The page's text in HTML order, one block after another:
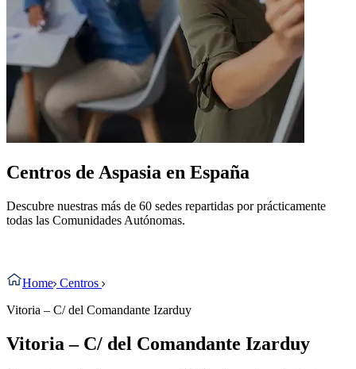
Centros de Aspasia en España
Descubre nuestras más de 60 sedes repartidas por prácticamente
todas las Comunidades Autónomas.
Home Centros
Vitoria – C/ del Comandante Izarduy
Vitoria – C/ del Comandante Izarduy